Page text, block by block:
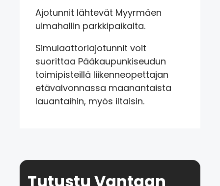
Ajotunnit lähtevät Myyrmäen
uimahallin parkkipaikalta.
Simulaattoriajotunnit voit
suorittaa Pääkaupunkiseudun
toimipisteillä liikenneopettajan
etävalvonnassa maanantaista
lauantaihin, myös iltaisin.
Tutustu Vantaan